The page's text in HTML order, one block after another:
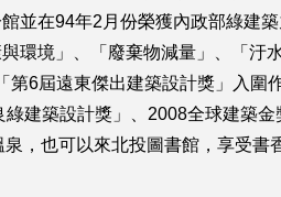
並在94年2月份榮獲內政部綠建
環境」、「廢棄物減量」、「汙
6屆遠東傑出建築設計獎」入圍
建築設計獎」、2008全球建築
，也可以來北投圖書館，享受書